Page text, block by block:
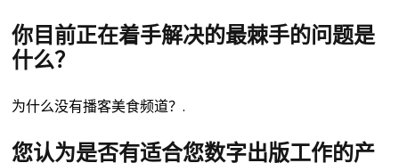
你目前正在着手解决的最棘手的问题是
什么？
为什么没有播客美食频道？.
您认为是否有适合您数字出版工作的产